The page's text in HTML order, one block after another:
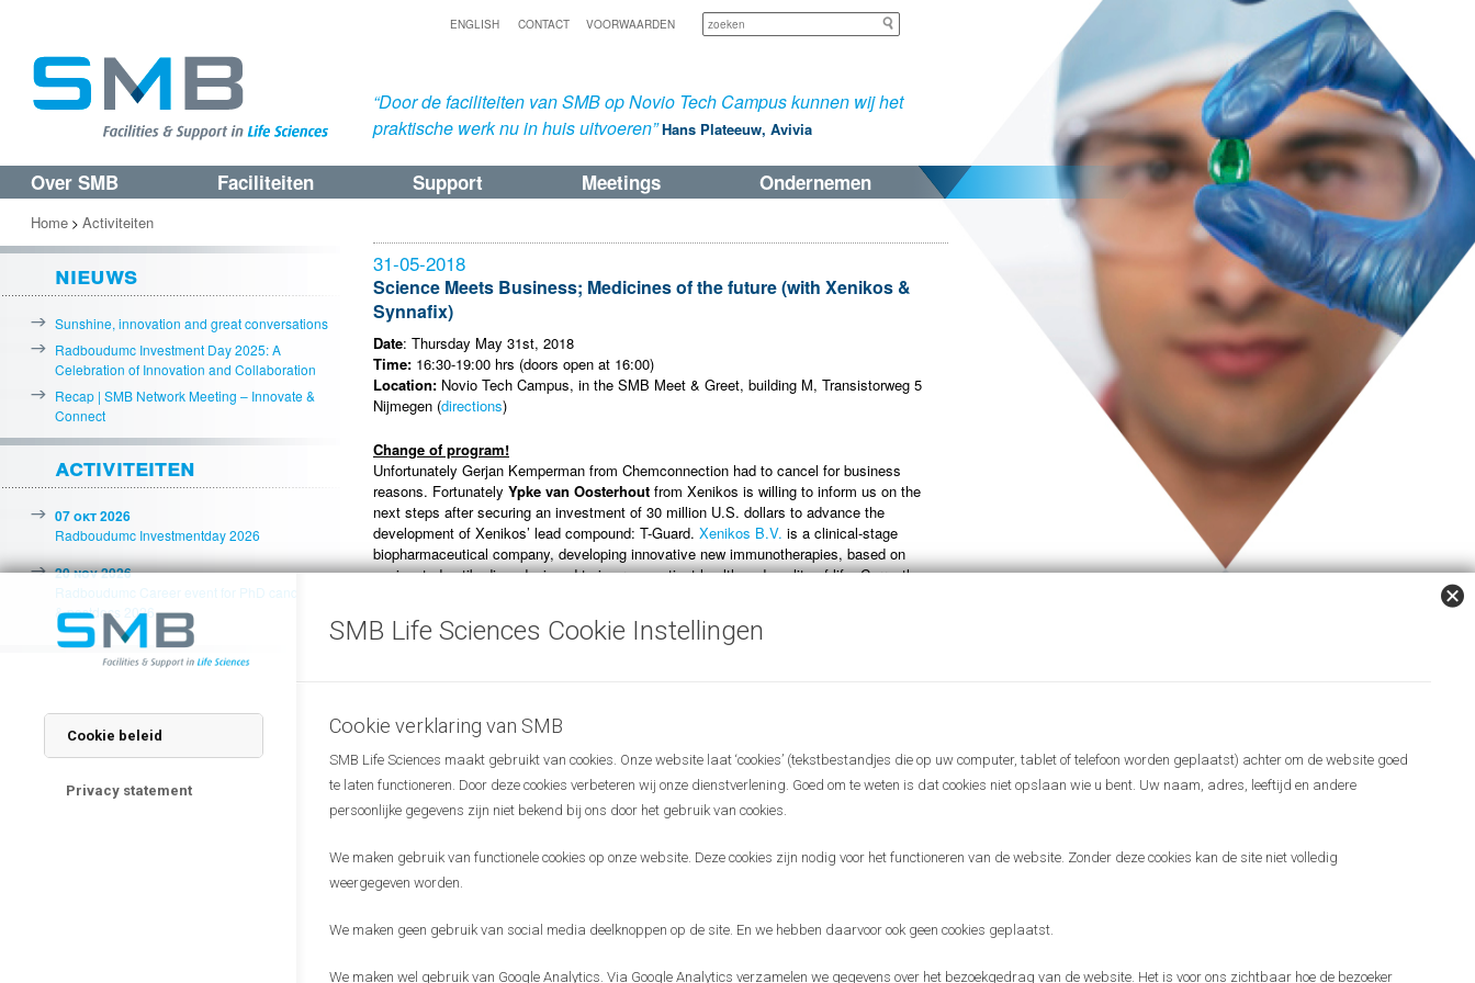
ENGLISH CONTACT VOORWAARDEN
“Door de faciliteiten van SMB op Novio Tech Campus kunnen wij het
praktische werk nu in huis uitvoeren” Hans Plateeuw, Avivia
Spring
naar
de
primaire
inhoud
Spring
naar
de
secundaire
inhoud
Over SMB Faciliteiten Support Meetings Ondernemen
31-05-2018
Science Meets Business; Medicines of the future (with Xenikos &
Synnafix)
Date: Thursday May 31st, 2018
Time: 16:30-19:00 hrs (doors open at 16:00)
Location: Novio Tech Campus, in the SMB Meet & Greet, building M, Transistorweg 5
Nijmegen (directions)
Change of program!
Unfortunately Gerjan Kemperman from Chemconnection had to cancel for business
reasons. Fortunately Ypke van Oosterhout from Xenikos is willing to inform us on the
next steps after securing an investment of 30 million U.S. dollars to advance the
development of Xenikos’ lead compound: T-Guard. Xenikos B.V. is a clinical-stage
biopharmaceutical company, developing innovative new immunotherapies, based on
conjugated antibodies, designed to improve patient health and quality of life. Currently
Floris van Delftwill focus on “Antibody-Drug Conjugates with Improved Therapeutic Index
As a leading innovator in the field of ADCs their vision is to become the preferred partner
in the development of these complex biological therapeutics and realize their ambition –
connect to cure.
Presentations are in English and the entrance is free. We welcome new guests, so please
We are looking forward to meeting you on May 31st!
knowledge in the world of science and business.
Home > Activiteiten
nieuws
Sunshine, innovation and great conversations
Radboudumc Investment Day 2025: A
Celebration of Innovation and Collaboration
Recap | SMB Network Meeting – Innovate &
Connect
activiteiten
07 okt 2026
Radboudumc Investmentday 2026
20 nov 2026
Radboudumc Career event for PhD candidates
& postdocs 2026
SMB Life Sciences Cookie Instellingen
Cookie beleid
Privacy statement
Cookie verklaring van SMB
SMB Life Sciences maakt gebruikt van cookies. Onze website laat ‘cookies’ (tekstbestandjes die op uw computer, tablet of telefoon worden geplaatst) achter om de website goed
te laten functioneren. Door deze cookies verbeteren wij onze dienstverlening. Goed om te weten is dat cookies niet opslaan wie u bent. Uw naam, adres, leeftijd en andere
persoonlijke gegevens zijn niet bekend bij ons door het gebruik van cookies.
We maken gebruik van functionele cookies op onze website. Deze cookies zijn nodig voor het functioneren van de website. Zonder deze cookies kan de site niet volledig
weergegeven worden.
We maken geen gebruik van social media deelknoppen op de site. En we hebben daarvoor ook geen cookies geplaatst.
We maken wel gebruik van Google Analytics. Via Google Analytics verzamelen we gegevens over het bezoekgedrag van de website. Het is voor ons zichtbaar hoe de bezoeker